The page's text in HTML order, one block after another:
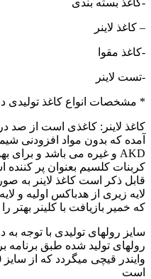
– کاغذ لاینر
-کاغذ مقوا
-تست لاینر
* مشخصات انواع کاغذ
آمده که بدون مواد افزودنی
کربنات کلسیم بعنوان پر کننده
قابل ذکر است کاغذ لاینر به
لایه زیری از هدباکس اولیه و
که خمیر بازیافت با کلینر
رولهای تولید شده طبق
است